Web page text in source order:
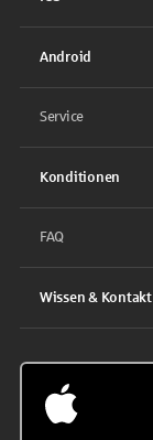
Android
Service
Konditionen
FAQ
Wissen & Kontakt